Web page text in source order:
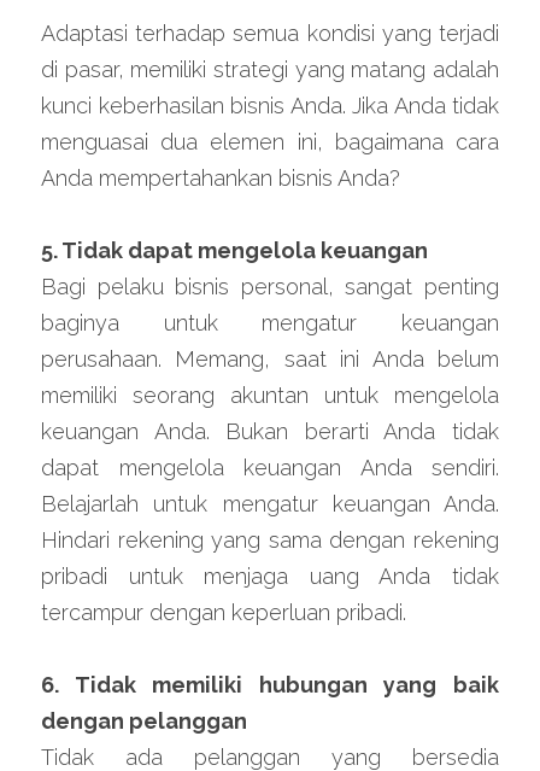
Adaptasi terhadap semua kondisi yang terjadi
di pasar, memiliki strategi yang matang adalah
kunci keberhasilan bisnis Anda. Jika Anda tidak
menguasai dua elemen ini, bagaimana cara
Anda mempertahankan bisnis Anda?
5. Tidak dapat mengelola keuangan
Bagi pelaku bisnis personal, sangat penting
baginya untuk mengatur keuangan
perusahaan. Memang, saat ini Anda belum
memiliki seorang akuntan untuk mengelola
keuangan Anda. Bukan berarti Anda tidak
dapat mengelola keuangan Anda sendiri.
Belajarlah untuk mengatur keuangan Anda.
Hindari rekening yang sama dengan rekening
pribadi untuk menjaga uang Anda tidak
tercampur dengan keperluan pribadi.
6. Tidak memiliki hubungan yang baik
dengan pelanggan
Tidak ada pelanggan yang bersedia